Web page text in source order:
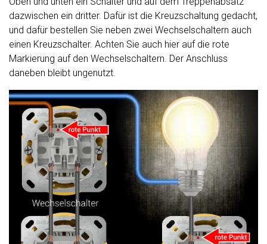
dazwischen ein dritter. Dafür ist die Kreuzschaltung gedacht,
und dafür bestellen Sie neben zwei Wechselschaltern auch
einen Kreuzschalter. Achten Sie auch hier auf die rote
Markierung auf den Wechselschaltern. Der Anschluss
daneben bleibt ungenutzt.